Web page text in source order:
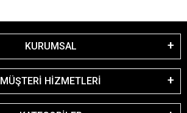
KURUMSAL
MÜŞTERİ HİZMETLERİ